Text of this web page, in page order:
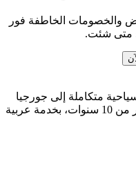
والخصومات الخاطفة فور
متى شئت.
متكاملة إلى جورجيا
والقوقاز وأجمل وجهات العالم منذ أكثر من 10 سنوات، بخدمة عربية